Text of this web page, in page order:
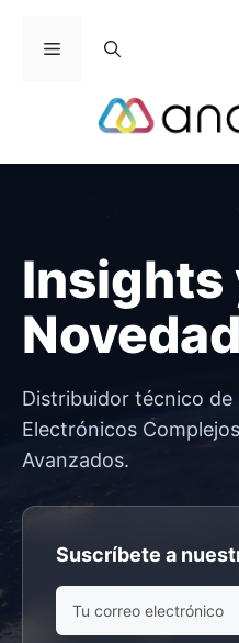
Menú
Insights
Distribuidor técnico de
Electrónicos
Avanzados.
Suscríbete a